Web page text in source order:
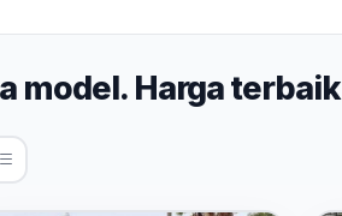
model. Harga terbaik